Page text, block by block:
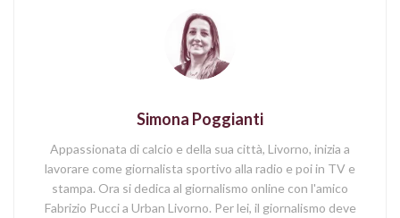
Simona Poggianti
Appassionata di calcio e della sua città, Livorno, inizia a
lavorare come giornalista sportivo alla radio e poi in TV e
stampa. Ora si dedica al giornalismo online con l'amico
Fabrizio Pucci a Urban Livorno. Per lei, il giornalismo deve